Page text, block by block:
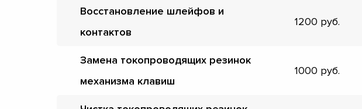
Восстановление шлейфов и
контактов
1200
Замена токопроводящих резинок
механизма клавиш
1000